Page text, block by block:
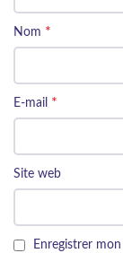
Nom *
E-mail *
Site web
Enregistrer